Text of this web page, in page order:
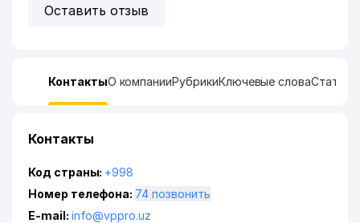
Оставить отзыв
КонтактыО компанииРубрикиКлючевые слова
Контакты
Код страны: +998
Номер телефона:
74 позвонить
E-mail: info@vppro.uz